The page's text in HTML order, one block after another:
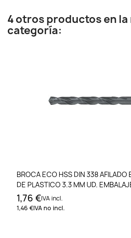
4 otros productos en la
categoría:
BROCA ECO HSS DIN 338 AFILADO
DE PLASTICO 3.3 MM UD.
1,76 €IVA incl.
1,46 €IVA no incl.